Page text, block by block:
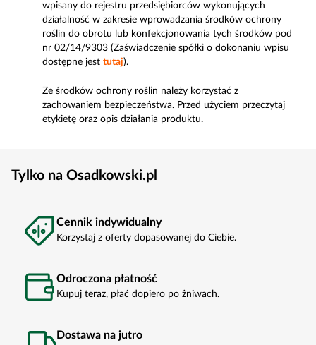
wpisany do rejestru przedsiębiorców wykonujących
działalność w zakresie wprowadzania środków ochrony
roślin do obrotu lub konfekcjonowania tych środków pod
nr 02/14/9303 (Zaświadczenie spółki o dokonaniu wpisu
dostępne jest tutaj).
Ze środków ochrony roślin należy korzystać z
zachowaniem bezpieczeństwa. Przed użyciem przeczytaj
etykietę oraz opis działania produktu.
Tylko na Osadkowski.pl
Cennik indywidualny
Korzystaj z oferty dopasowanej do Ciebie.
Odroczona płatność
Kupuj teraz, płać dopiero po żniwach.
Dostawa na jutro